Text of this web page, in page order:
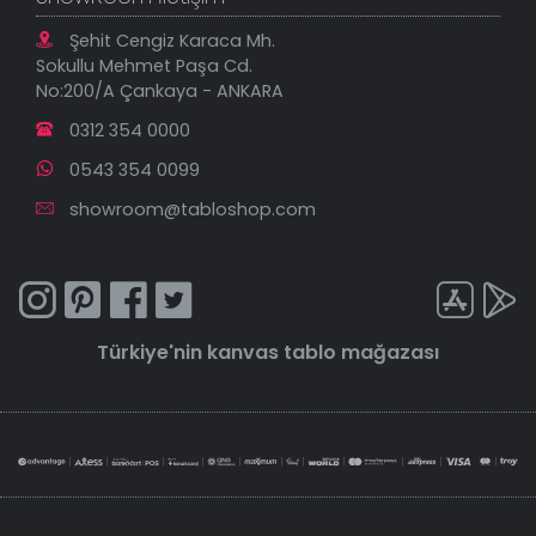
Şehit Cengiz Karaca Mh.
Sokullu Mehmet Paşa Cd.
No:200/A Çankaya - ANKARA
0312 354 0000
0543 354 0099
showroom@tabloshop.com
Türkiye'nin kanvas tablo mağazası